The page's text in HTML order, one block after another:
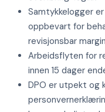
Samtykkelogger
oppbevart for
revisjonsbar margin
Arbeidsflyten for
innen 15 dager
DPO er utpekt og